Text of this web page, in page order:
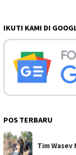
IKUTI KAMI DI
POS TERBARU
Tim Wasev